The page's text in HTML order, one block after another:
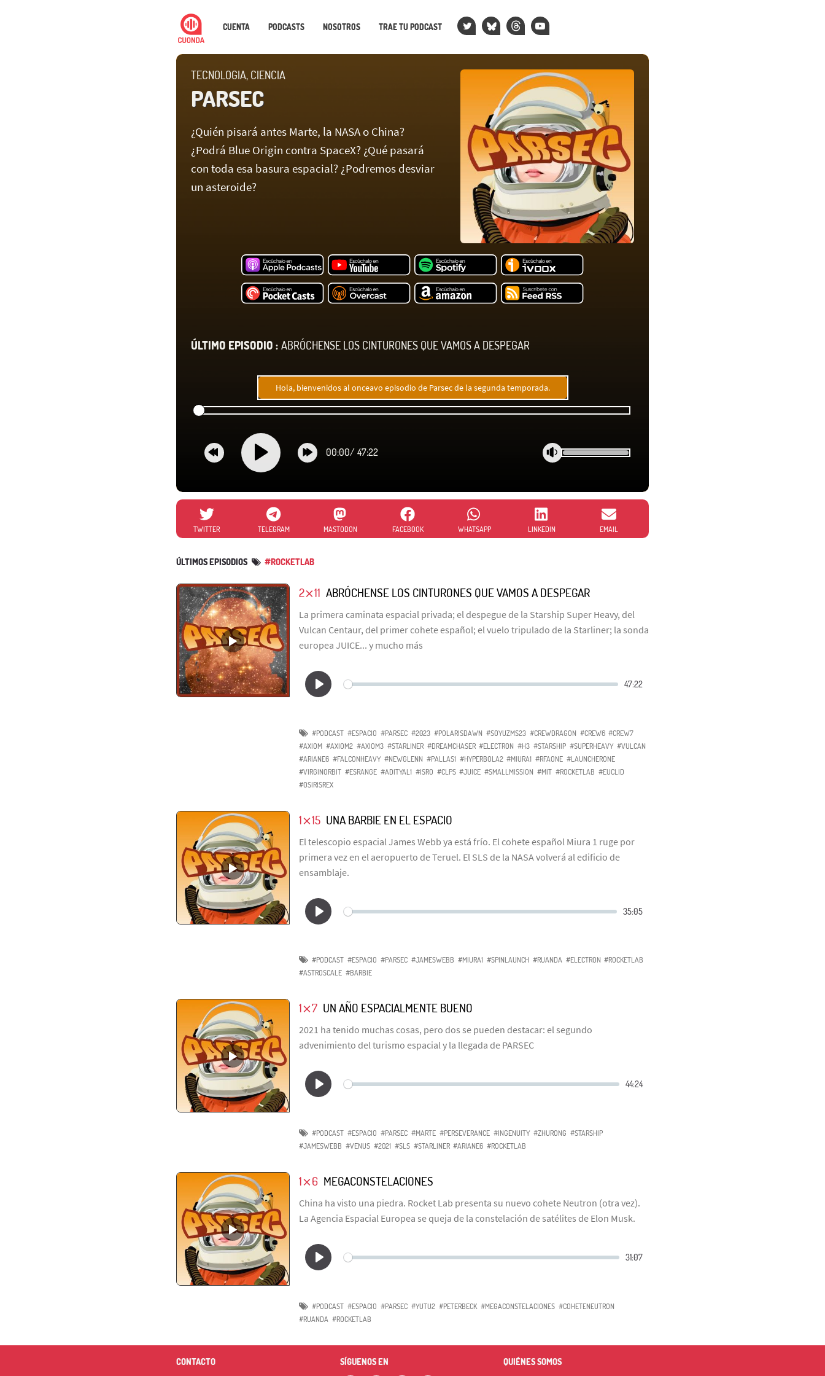
CUENTA PODCASTS NOSOTROS TRAE TU PODCAST
TECNOLOGIA, CIENCIA
PARSEC
¿Quién pisará antes Marte, la NASA o China?
¿Podrá Blue Origin contra SpaceX? ¿Qué pasará
con toda esa basura espacial? ¿Podremos desviar
un asteroide?
ÚLTIMO EPISODIO : ABRÓCHENSE LOS CINTURONES QUE VAMOS A DESPEGAR
Hola, bienvenidos al onceavo episodio de Parsec de la segunda temporada.
00:00/ 47:22
TWITTER TELEGRAM MASTODON FACEBOOK WHATSAPP LINKEDIN EMAIL
ÚLTIMOS EPISODIOS #ROCKETLAB
2⨯11 ABRÓCHENSE LOS CINTURONES QUE VAMOS A DESPEGAR
La primera caminata espacial privada; el despegue de la Starship Super Heavy, del
Vulcan Centaur, del primer cohete español; el vuelo tripulado de la Starliner; la sonda
europea JUICE... y mucho más
#PODCAST #ESPACIO #PARSEC #2023 #POLARISDAWN #SOYUZMS23 #CREWDRAGON #CREW6 #CREW7
#AXIOM #AXIOM2 #AXIOM3 #STARLINER #DREAMCHASER #ELECTRON #H3 #STARSHIP #SUPERHEAVY #VULCAN
#ARIANE6 #FALCONHEAVY #NEWGLENN #PALLAS1 #HYPERBOLA2 #MIURA1 #RFAONE #LAUNCHERONE
#VIRGINORBIT #ESRANGE #ADITYAL1 #ISRO #CLPS #JUICE #SMALLMISSION #MIT #ROCKETLAB #EUCLID
#OSIRISREX
1⨯15 UNA BARBIE EN EL ESPACIO
El telescopio espacial James Webb ya está frío. El cohete español Miura 1 ruge por
primera vez en el aeropuerto de Teruel. El SLS de la NASA volverá al edificio de
ensamblaje.
#PODCAST #ESPACIO #PARSEC #JAMESWEBB #MIURA1 #SPINLAUNCH #RUANDA #ELECTRON #ROCKETLAB
#ASTROSCALE #BARBIE
1⨯7 UN AÑO ESPACIALMENTE BUENO
2021 ha tenido muchas cosas, pero dos se pueden destacar: el segundo
advenimiento del turismo espacial y la llegada de PARSEC
#PODCAST #ESPACIO #PARSEC #MARTE #PERSEVERANCE #INGENUITY #ZHURONG #STARSHIP
#JAMESWEBB #VENUS #2021 #SLS #STARLINER #ARIANE6 #ROCKETLAB
1⨯6 MEGACONSTELACIONES
China ha visto una piedra. Rocket Lab presenta su nuevo cohete Neutron (otra vez).
La Agencia Espacial Europea se queja de la constelación de satélites de Elon Musk.
#PODCAST #ESPACIO #PARSEC #YUTU2 #PETERBECK #MEGACONSTELACIONES #COHETENEUTRON
#RUANDA #ROCKETLAB
CONTACTO SÍGUENOS EN QUIÉNES SOMOS